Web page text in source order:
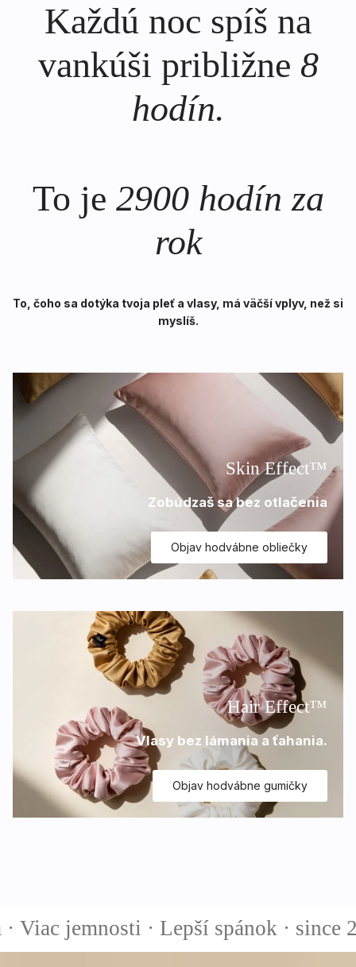
Každú noc spíš na
vankúši približne 8
hodín.
To je 2900 hodín za
rok
To, čoho sa dotýka tvoja pleť a vlasy, má väčší vplyv, než si
myslíš.
Skin Effect™
Zobúdzaš sa bez otlačenia
Objav hodvábne obliečky
Hair Effect™
Vlasy bez lámania a ťahania.
Objav hodvábne gumičky
jemnosti · Lepší spánok · since 2021